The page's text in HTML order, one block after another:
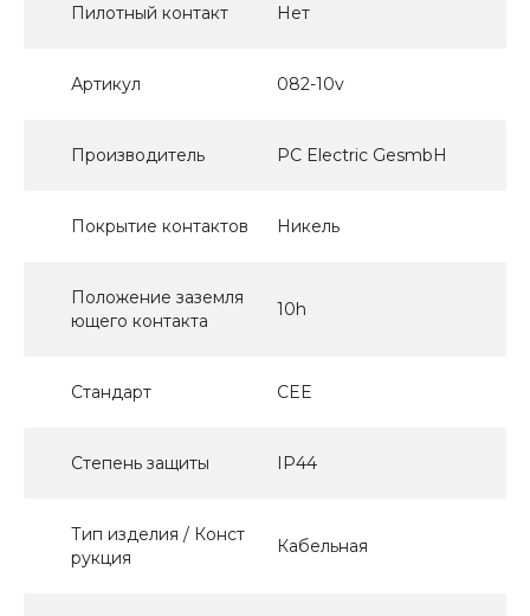
Пилотный контакт Нет
Артикул 082-10v
Производитель PC Electric GesmbH
Покрытие контактов Никель
Положение заземля
ющего контакта
10h
Стандарт CEE
Степень защиты IP44
Тип изделия / Конст
рукция
Кабельная